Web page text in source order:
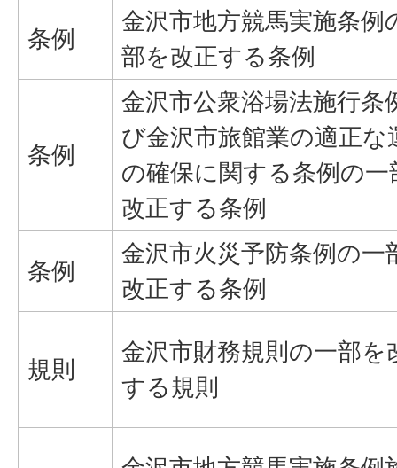
条例
金沢市地方競馬実施条例
部を改正する条例
条例
金沢市公衆浴場法施行条
び金沢市旅館業の適正な
の確保に関する条例の一
改正する条例
条例
金沢市火災予防条例の一
改正する条例
規則
金沢市財務規則の一部を
する規則